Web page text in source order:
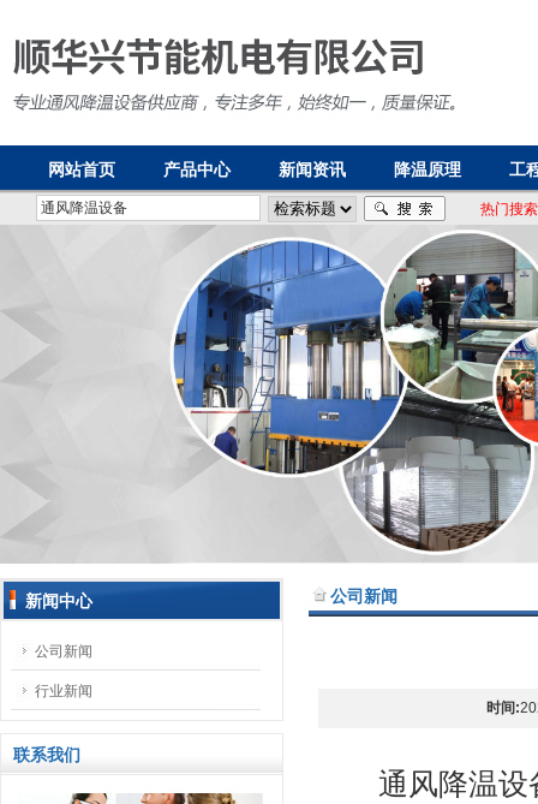
网站首页 产品中心 新闻资讯 降温原理 工
热门搜
新闻中心
公司新闻
行业新闻
联系我们
公司新闻
时间:
通风降温设